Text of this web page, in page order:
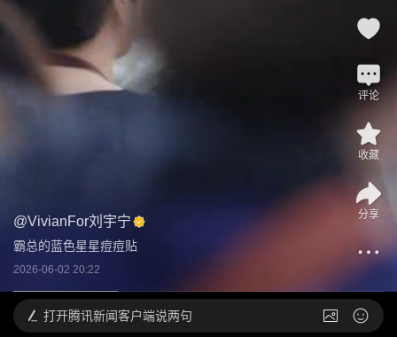
@VivianFor刘宇宁
霸总的蓝色星星痘痘贴
2026-06-02 20:22
评论
收藏
分享
打开腾讯新闻客户端说两句